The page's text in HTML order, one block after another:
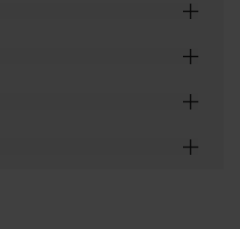
industrijos
dalykai